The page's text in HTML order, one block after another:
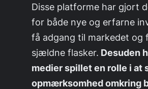
Disse platforme har gjort
for både nye og erfarne
få adgang til markedet og
sjældne flasker. Desuden
medier spillet en rolle i at
opmærksomhed omkring